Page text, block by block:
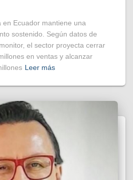
en Ecuador mantiene una
sostenido. Según datos de
el sector proyecta cerrar
en ventas y alcanzar
Leer más